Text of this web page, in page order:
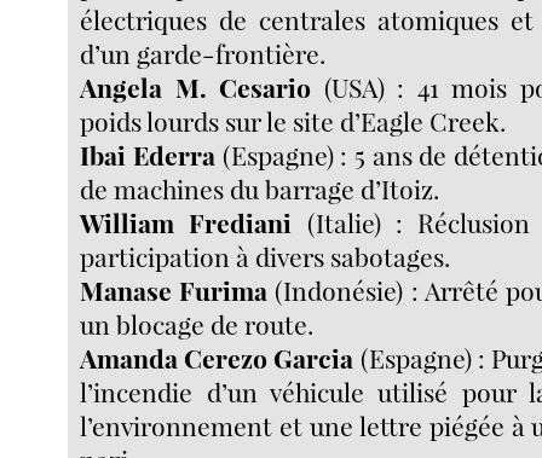
électriques de centrales atomiques
d’un garde-frontière.
Angela M. Cesario (USA) : 41 mois
poids lourds sur le site d’Eagle Creek.
Ibai Ederra (Espagne) : 5 ans de
de machines du barrage d’Itoiz.
William Frediani (Italie) :
participation à divers sabotages.
Manase Furima (Indonésie) : Arrêté
un blocage de route.
Amanda Cerezo Garcia (Espagne) :
l’incendie d’un véhicule utilisé pour
l’environnement et une lettre piégée